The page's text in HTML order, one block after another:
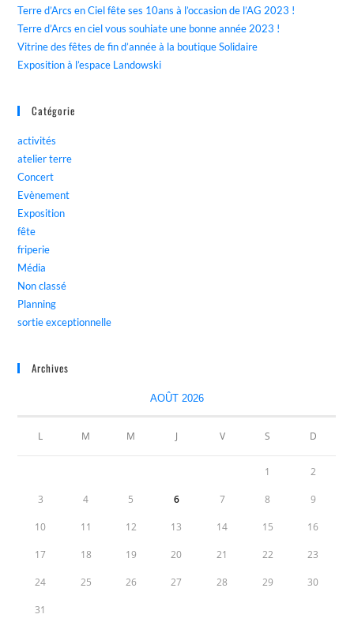
Terre d’Arcs en Ciel fête ses 10ans à l’occasion de l’AG 2023 !
Terre d’Arcs en ciel vous souhiate une bonne année 2023 !
Vitrine des fêtes de fin d’année à la boutique Solidaire
Exposition à l’espace Landowski
Catégorie
activités
atelier terre
Concert
Evènement
Exposition
fête
friperie
Média
Non classé
Planning
sortie exceptionnelle
Archives
AOÛT 2026
L M M J V S D
1 2
3 4 5 6 7 8 9
10 11 12 13 14 15 16
17 18 19 20 21 22 23
24 25 26 27 28 29 30
31